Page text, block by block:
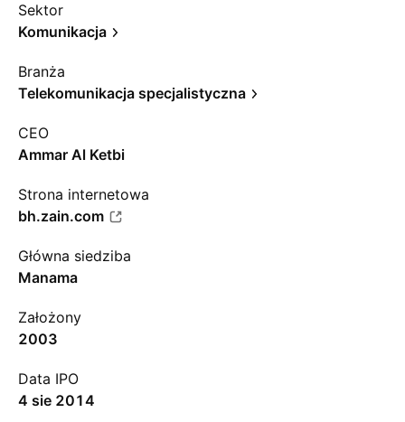
Sektor
Komunikacja
Branża
Telekomunikacja specjalistyczna
CEO
Ammar Al Ketbi
Strona internetowa
bh.zain.com
Główna siedziba
Manama
Założony
2003
Data IPO
4 sie 2014